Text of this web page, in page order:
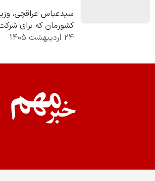
سیدعباس عراقچی،
کشورمان که برای
امور خارجه گروه
۲۴ اردیبهشت ۱۴۰۵